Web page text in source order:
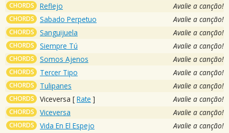
CHORDS Reflejo Avalie a canção!
CHORDS Sabado Perpetuo Avalie a canção!
CHORDS Sanguijuela Avalie a canção!
CHORDS Siempre Tú Avalie a canção!
CHORDS Somos Ajenos Avalie a canção!
CHORDS Tercer Tipo Avalie a canção!
CHORDS Tulipanes Avalie a canção!
CHORDS Viceversa [ Rate ] Avalie a canção!
CHORDS Viceversa Avalie a canção!
CHORDS Vida En El Espejo Avalie a canção!